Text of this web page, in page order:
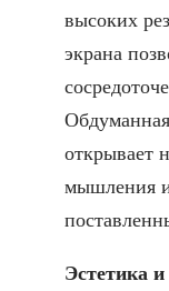
высоких
экрана
открывает
мышления
Эстетика